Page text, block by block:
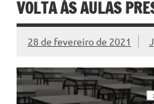
VOLTA ÀS AULAS
28 de fevereiro de 2021